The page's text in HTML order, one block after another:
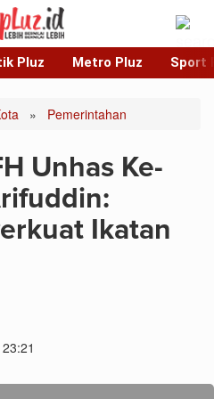
Pluz Metro Pluz Sport
» Pemerintahan
Unhas Ke-
Ikatan